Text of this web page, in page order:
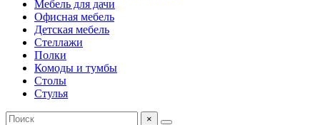
Мебель для дачи
Офисная мебель
Детская мебель
Стеллажи
Полки
Комоды и тумбы
Столы
Стулья
×